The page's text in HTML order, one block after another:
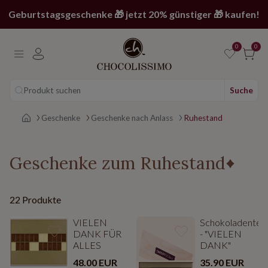
Geburtstagsgeschenke 🎁 jetzt 20% günstiger 🎁 kaufen!
0 0
Produkt suchen Suche
Main page
Geschenke Geschenke nach Anlass Ruhestand
Geschenke zum Ruhestand
22 Produkte
VIELEN
DANK FÜR
ALLES
48.00 EUR
- "VIELEN
DANK"
35.90 EUR